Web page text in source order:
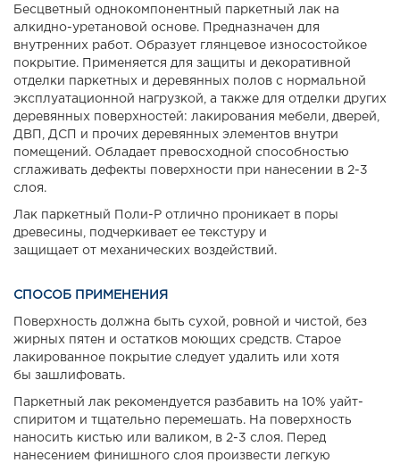
Бесцветный однокомпонентный паркетный лак на
алкидно-уретановой основе. Предназначен для
внутренних работ. Образует глянцевое износостойкое
покрытие. Применяется для защиты и декоративной
отделки паркетных и деревянных полов с нормальной
эксплуатационной нагрузкой, а также для отделки других
деревянных поверхностей: лакирования мебели, дверей,
ДВП, ДСП и прочих деревянных элементов внутри
помещений. Обладает превосходной способностью
сглаживать дефекты поверхности при нанесении в 2-3
слоя.
Лак паркетный Поли-Р отлично проникает в поры
древесины, подчеркивает ее текстуру и
защищает от механических воздействий.
СПОСОБ ПРИМЕНЕНИЯ
Поверхность должна быть сухой, ровной и чистой, без
жирных пятен и остатков моющих средств. Старое
лакированное покрытие следует удалить или хотя
бы зашлифовать.
Паркетный лак рекомендуется разбавить на 10% уайт-
спиритом и тщательно перемешать. На поверхность
наносить кистью или валиком, в 2-3 слоя. Перед
нанесением финишного слоя произвести легкую